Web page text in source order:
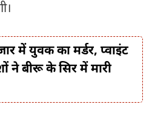
में युवक का मर्डर, प्वाइंट
ने बीरू के सिर में मारी